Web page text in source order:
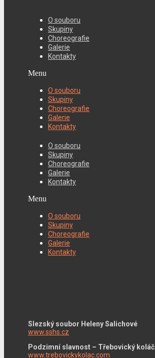
O souboru
Skupiny
Choreografie
Galerie
Kontakty
Menu
O souboru
Skupiny
Choreografie
Galerie
Kontakty
O souboru
Skupiny
Choreografie
Galerie
Kontakty
Menu
O souboru
Skupiny
Choreografie
Galerie
Kontakty
Slezský soubor Heleny Salichové
www.sshs.cz
Podzimní slavnost – Třebovický koláč
www.trebovickykolac.com